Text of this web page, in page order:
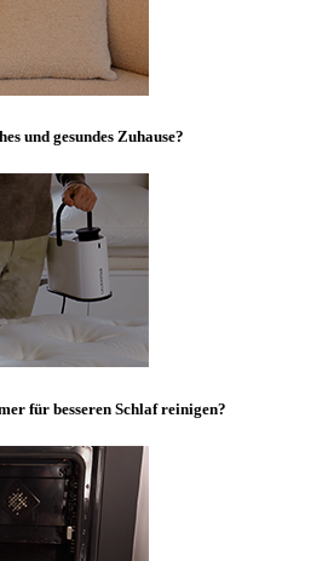
und gesundes Zuhause?
für besseren Schlaf reinigen?